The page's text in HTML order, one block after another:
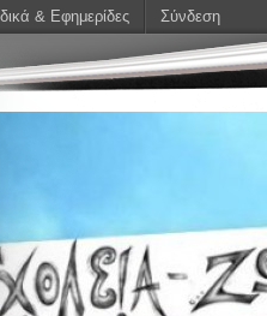
& Εφημερίδες Σύνδεση